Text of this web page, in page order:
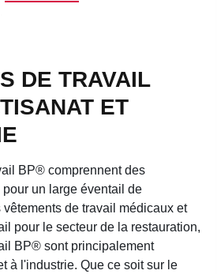
DE TRAVAIL
ET
BP® comprennent des
un large éventail de
de travail médicaux et
pour le secteur de la restauration,
BP® sont principalement
à l'industrie. Que ce soit sur le